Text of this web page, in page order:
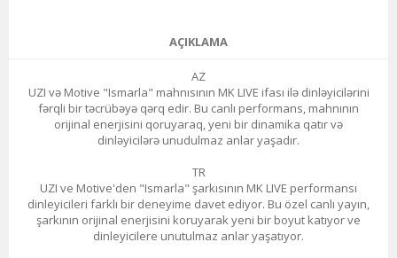
AÇIKLAMA
AZ
UZI və Motive "Ismarla" mahnısının MK LIVE ifası ilə dinləyicilərini
fərqli bir təcrübəyə qərq edir. Bu canlı performans, mahnının
orijinal enerjisini qoruyaraq, yeni bir dinamika qatır və
dinləyicilərə unudulmaz anlar yaşadır.
TR
UZI ve Motive'den "Ismarla" şarkısının MK LIVE performansı
dinleyicileri farklı bir deneyime davet ediyor. Bu özel canlı yayın,
şarkının orijinal enerjisini koruyarak yeni bir boyut katıyor ve
dinleyicilere unutulmaz anlar yaşatıyor.